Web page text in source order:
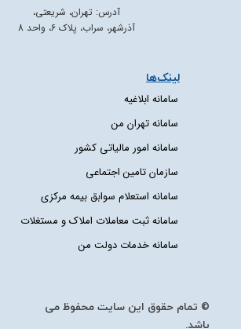
لینک‌ها
سامانه ابلاغیه
سامانه تهران من
سامانه امور مالیاتی کشور
سازمان تامین اجتماعی
سامانه استعلام سوابق بیمه مرکزی
سامانه ثبت معاملات املاک و مستغلات
سامانه خدمات دولت من
© تمام حقوق این سایت محفوظ می
باشد.
آدرس: تهران، شریعتی،
آذرشهر، سراب، پلاک 6، واحد 8